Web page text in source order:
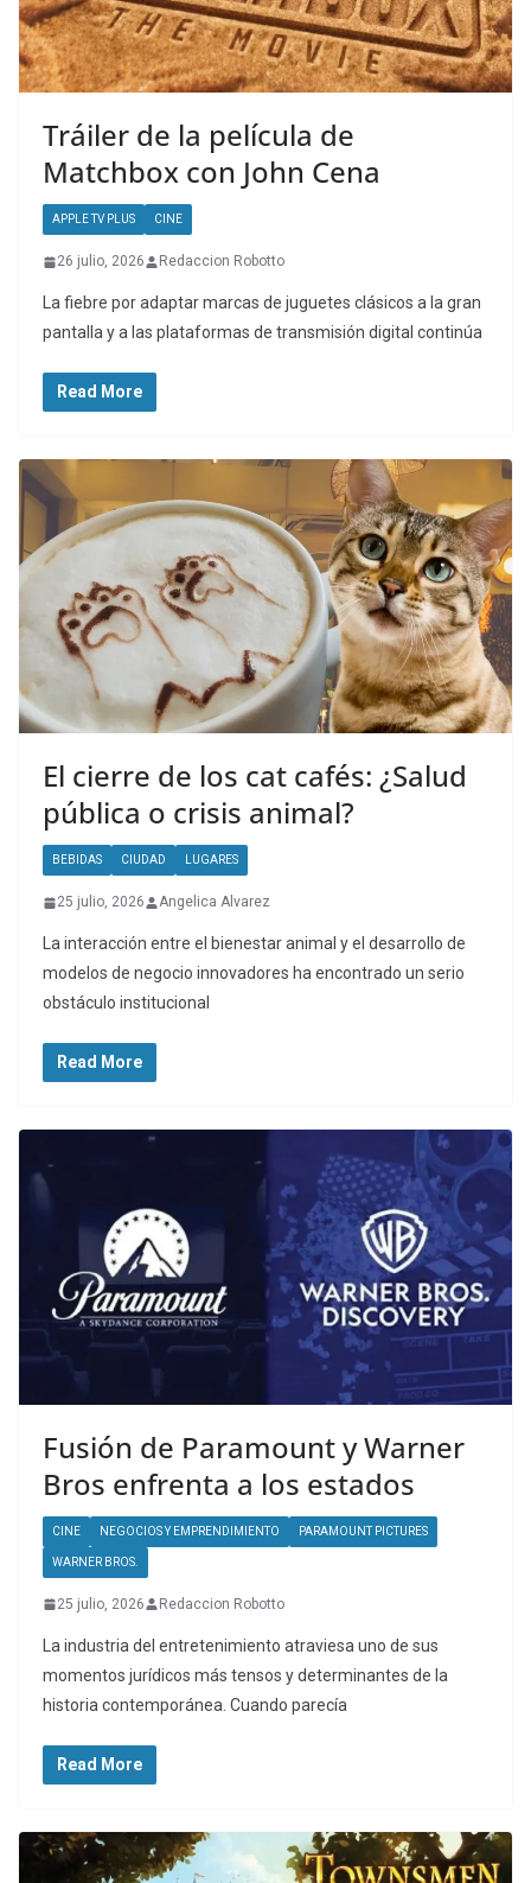
Tráiler de la película de
Matchbox con John Cena
APPLE TV PLUS CINE
26 julio, 2026 Redaccion Robotto
La fiebre por adaptar marcas de juguetes clásicos a la gran
pantalla y a las plataformas de transmisión digital continúa
Read More
El cierre de los cat cafés: ¿Salud
pública o crisis animal?
BEBIDAS CIUDAD LUGARES
25 julio, 2026 Angelica Alvarez
La interacción entre el bienestar animal y el desarrollo de
modelos de negocio innovadores ha encontrado un serio
obstáculo institucional
Read More
Fusión de Paramount y Warner
Bros enfrenta a los estados
CINE NEGOCIOS Y EMPRENDIMIENTO PARAMOUNT PICTURES
WARNER BROS.
25 julio, 2026 Redaccion Robotto
La industria del entretenimiento atraviesa uno de sus
momentos jurídicos más tensos y determinantes de la
historia contemporánea. Cuando parecía
Read More